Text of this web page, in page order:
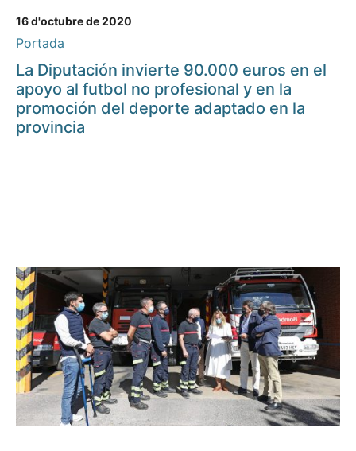
16 d'octubre de 2020
Portada
La Diputación invierte 90.000 euros en el
apoyo al futbol no profesional y en la
promoción del deporte adaptado en la
provincia